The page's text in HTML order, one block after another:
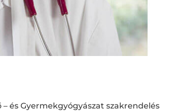
és Gyermekgyógyászat szakrendelés